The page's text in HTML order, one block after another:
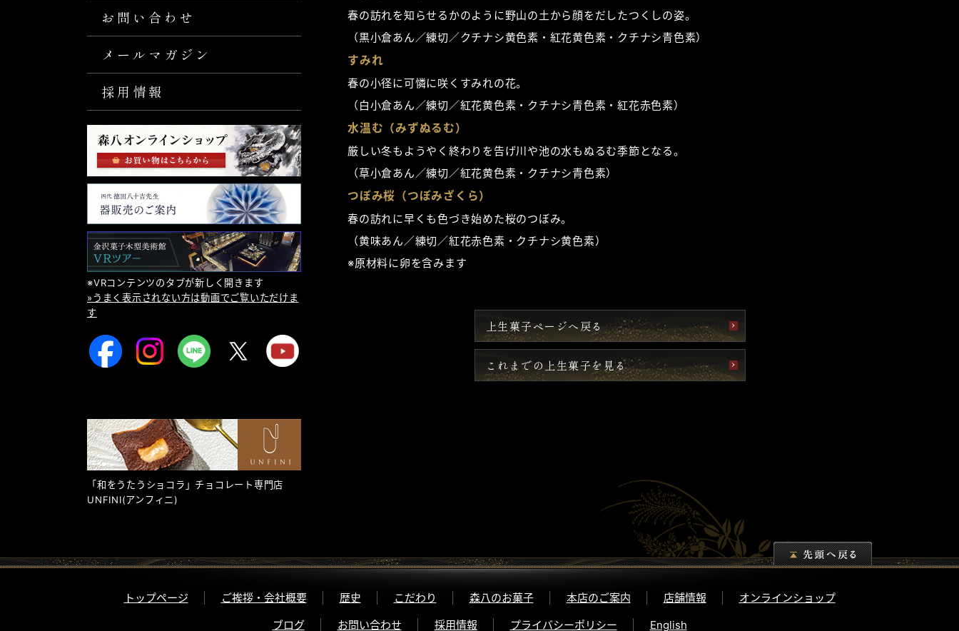
お問い合わせ
メールマガジン
採用情報
※VRコンテンツのタブが新しく開きます
»うまく表示されない方は動画でご覧いただけま
す
「和をうたうショコラ」チョコレート専門店
UNFINI(アンフィニ)
春の訪れを知らせるかのように野山の土から顔をだしたつくしの姿。
（黒小倉あん／練切／クチナシ黄色素・紅花黄色素・クチナシ青色素）
すみれ
春の小径に可憐に咲くすみれの花。
（白小倉あん／練切／紅花黄色素・クチナシ青色素・紅花赤色素）
水温む（みずぬるむ）
厳しい冬もようやく終わりを告げ川や池の水もぬるむ季節となる。
（草小倉あん／練切／紅花黄色素・クチナシ青色素）
つぼみ桜（つぼみざくら）
春の訪れに早くも色づき始めた桜のつぼみ。
（黄味あん／練切／紅花赤色素・クチナシ黄色素）
※原材料に卵を含みます
上生菓子ページへ戻る
これまでの上生菓子を見る
トップページ ご挨拶・会社概要 歴史 こだわり 森八のお菓子 本店のご案内 店舗情報
オンラインショップ
ブログ
お問い合わせ 採用情報 プライバシーポリシー English